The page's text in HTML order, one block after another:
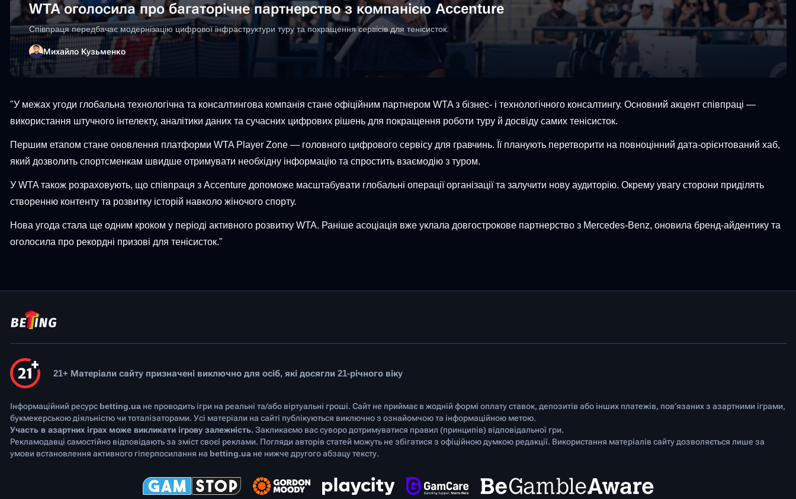
WTA оголосила про багаторічне партнерство з компанією Accenture
Співпраця передбачає модернізацію цифрової інфраструктури туру та покращення сервісів для тенісисток.
Михайло Кузьменко
"У межах угоди глобальна технологічна та консалтингова компанія стане офіційним партнером WTA з бізнес- і технологічного консалтингу. Основний акцент співпраці —
використання штучного інтелекту, аналітики даних та сучасних цифрових рішень для покращення роботи туру й досвіду самих тенісисток.
Першим етапом стане оновлення платформи WTA Player Zone — головного цифрового сервісу для гравчинь. Її планують перетворити на повноцінний дата-орієнтований хаб,
який дозволить спортсменкам швидше отримувати необхідну інформацію та спростить взаємодію з туром.
У WTA також розраховують, що співпраця з Accenture допоможе масштабувати глобальні операції організації та залучити нову аудиторію. Окрему увагу сторони приділять
створенню контенту та розвитку історій навколо жіночого спорту.
Нова угода стала ще одним кроком у періоді активного розвитку WTA. Раніше асоціація вже уклала довгострокове партнерство з Mercedes-Benz, оновила бренд-айдентику та
оголосила про рекордні призові для тенісисток."
21+ Матеріали сайту призначені виключно для осіб, які досягли 21-річного віку
Інформаційний ресурс betting.uaне проводить ігри на реальні та/або віртуальні гроші. Сайт не приймає в жодній формі оплату ставок, депозитів або інших платежів, пов’язаних з азартними іграми,
букмекерською діяльністю чи тоталізаторами. Усі матеріали на сайті публікуються виключно з ознайомчою та інформаційною метою.
Участь в азартних іграх може викликати ігрову залежність. Закликаємо вас суворо дотримуватися правил (принципів) відповідальної гри.
Рекламодавці самостійно відповідають за зміст своєї реклами. Погляди авторів статей можуть не збігатися з офіційною думкою редакції. Використання матеріалів сайту дозволяється лише за
умови встановлення активного гіперпосилання на betting.uaне нижче другого абзацу тексту.